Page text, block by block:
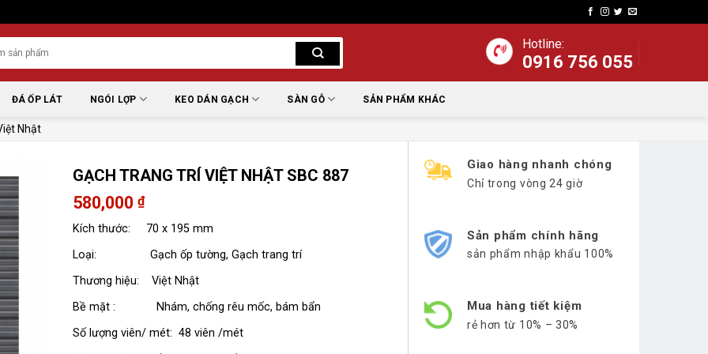
Hotline:
0916 756 055
ĐÁ ỐP LÁT NGÓI LỢP KEO DÁN GẠCH SÀN GỖ SẢN PHẨM KHÁC
Nhật
GẠCH TRANG TRÍ VIỆT NHẬT SBC 887
580,000₫
Kích thước: 70 x 195 mm
Loại: Gạch ốp tường, Gạch trang trí
Thương hiệu: Việt Nhật
Bề mặt : Nhám, chống rêu mốc, bám bẩn
Số lượng viên/ mét: 48 viên /mét
Giao hàng nhanh chóng
Chỉ trong vòng 24 giờ
Sản phẩm chính hãng
sản phẩm nhập khẩu 100%
Mua hàng tiết kiệm
rẻ hơn từ 10% – 30%